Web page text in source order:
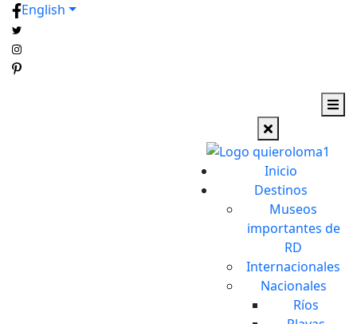
English
Inicio
Destinos
Museos
importantes de
RD
Internacionales
Nacionales
Ríos